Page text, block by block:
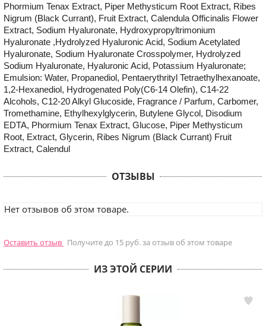
Phormium Tenax Extract, Piper Methysticum Root Extract, Ribes
Nigrum (Black Currant), Fruit Extract, Calendula Officinalis Flower
Extract, Sodium Hyaluronate, Hydroxypropyltrimonium
Hyaluronate ,Hydrolyzed Hyaluronic Acid, Sodium Acetylated
Hyaluronate, Sodium Hyaluronate Crosspolymer, Hydrolyzed
Sodium Hyaluronate, Hyaluronic Acid, Potassium Hyaluronate;
Emulsion: Water, Propanediol, Pentaerythrityl Tetraethylhexanoate,
1,2-Hexanediol, Hydrogenated Poly(C6-14 Olefin), C14-22
Alcohols, C12-20 Alkyl Glucoside, Fragrance / Parfum, Carbomer,
Tromethamine, Ethylhexylglycerin, Butylene Glycol, Disodium
EDTA, Phormium Tenax Extract, Glucose, Piper Methysticum
Root, Extract, Glycerin, Ribes Nigrum (Black Currant) Fruit
Extract, Calendul
ОТЗЫВЫ
Нет отзывов об этом товаре.
Оставить отзыв Получите до 15 руб. за отзыв об этом товаре
ИЗ ЭТОЙ СЕРИИ